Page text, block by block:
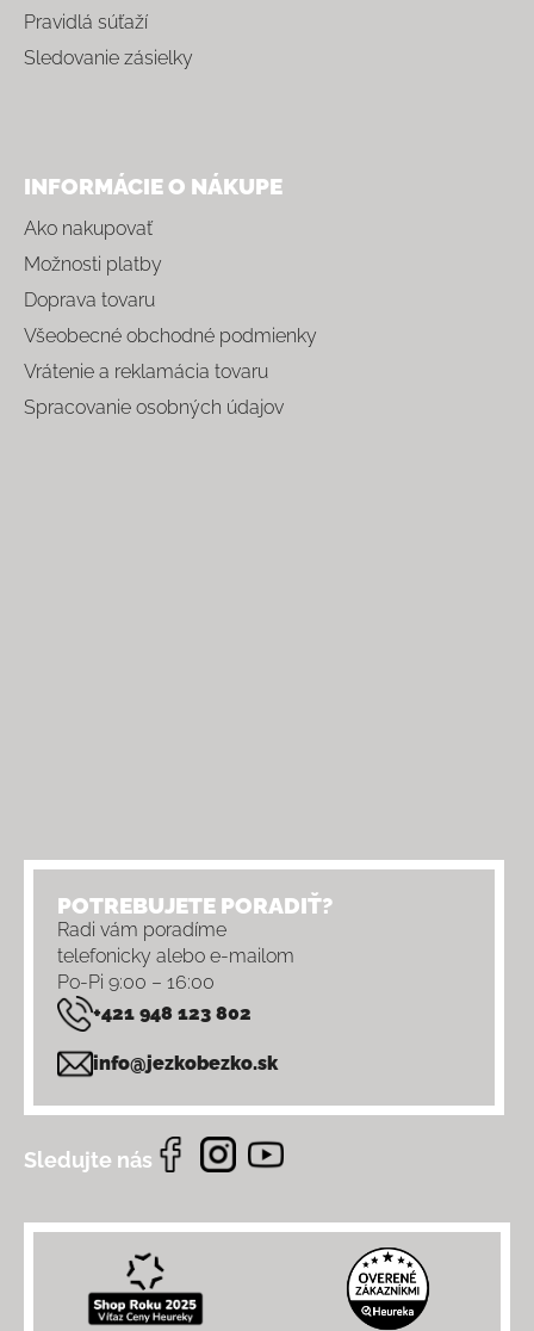
Pravidlá súťaží
Sledovanie zásielky
INFORMÁCIE O NÁKUPE
Ako nakupovať
Možnosti platby
Doprava tovaru
Všeobecné obchodné podmienky
Vrátenie a reklamácia tovaru
Spracovanie osobných údajov
POTREBUJETE PORADIŤ?
Radi vám poradíme
telefonicky alebo e-mailom
Po-Pi 9:00 – 16:00
+421 948 123 802
info@jezkobezko.sk
Sledujte nás